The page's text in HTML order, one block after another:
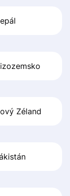
Zéland